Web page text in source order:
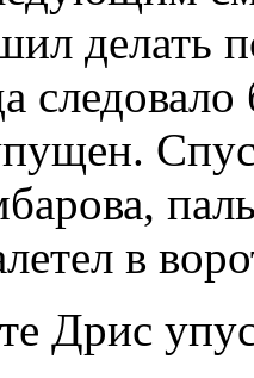
делать
в
Дрис